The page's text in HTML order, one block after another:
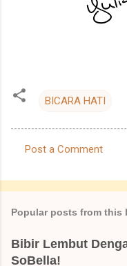
BICARA HATI
o
m
e
n
Post a Comment
Popular posts from this
Bibir Lembut
SoBella!